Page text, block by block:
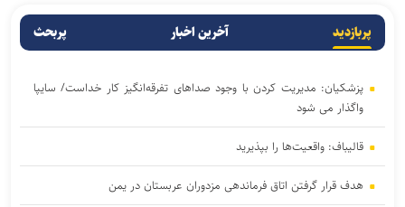
پربازدید آخرین اخبار پربحث
پزشکیان: مدیریت کردن با وجود صداهای تفرقه‌انگیز کار خداست/ سایپا
واگذار می شود
قالیباف: واقعیت‌ها را بپذیرید
هدف قرار گرفتن اتاق‌ فرماندهی مزدوران عربستان در یمن